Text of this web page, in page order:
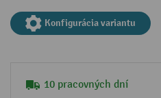
Konfigurácia variantu
10 pracovných dní